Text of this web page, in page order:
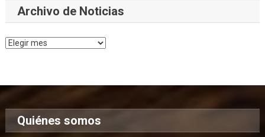
Archivo de Noticias
Archivo
Quiénes somos